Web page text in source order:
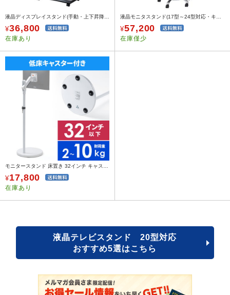
¥36,800
在庫あり
¥57,200
在庫僅少
¥17,800
在庫あり
液晶テレビスタンド 20型対応
おすすめ5選はこちら